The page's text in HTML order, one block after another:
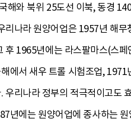
해와 북위 25도선 이북, 동경
리나라 원양어업은 1957년 해무
후 1965년에는 라스팔마스(스
에서 새우 트롤 시험조업,
우리나라 정부의 적극적이고도
년에는 원양어업에 종사하는